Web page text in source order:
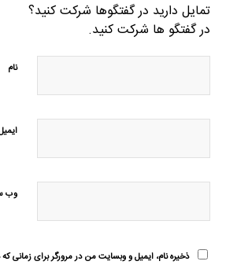
تمایل دارید در گفتگوها شرکت کنید؟
در گفتگو ها شرکت کنید.
نام
وب‌
ذخیره نام، ایمیل و وبسایت من در مرورگر برای زمانی